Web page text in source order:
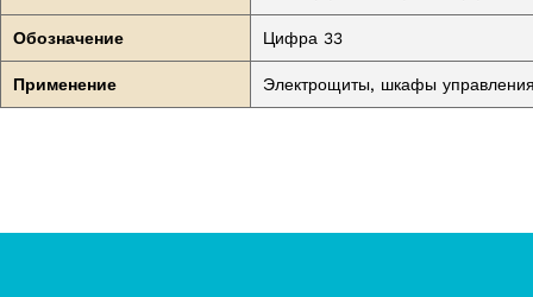
Обозначение Цифра 33
Применение Электрощиты, шкафы